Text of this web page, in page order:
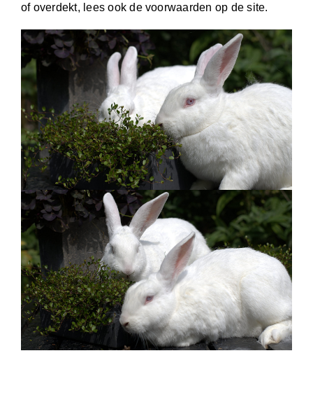
of overdekt, lees ook de voorwaarden op de site.